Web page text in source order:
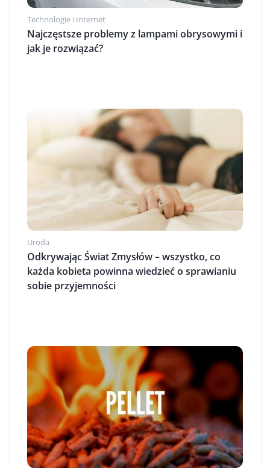
Technologie i Internet
Najczęstsze problemy z lampami obrysowymi i
jak je rozwiązać?
Uroda
Odkrywając Świat Zmysłów – wszystko, co
każda kobieta powinna wiedzieć o sprawianiu
sobie przyjemności